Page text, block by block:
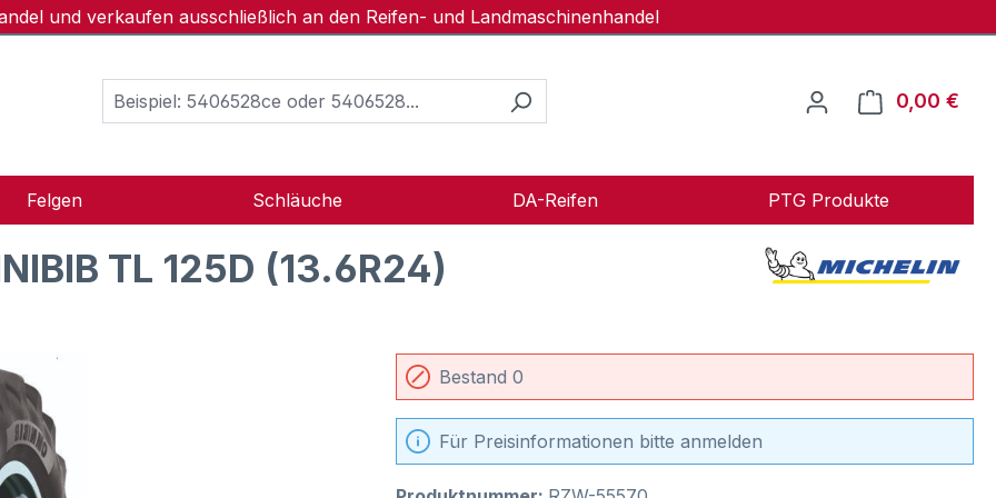
und verkaufen ausschließlich an den Reifen- und Landmaschinenhandel
0,00 €
Felgen Schläuche DA-Reifen PTG Produkte
TL 125D (13.6R24)
Bestand 0
Für Preisinformationen bitte anmelden